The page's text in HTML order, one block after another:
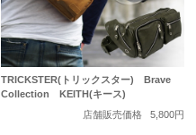
TRICKSTER(トリックスター) Brave
Collection KEITH(キース)
店舗販売価格
5,800円